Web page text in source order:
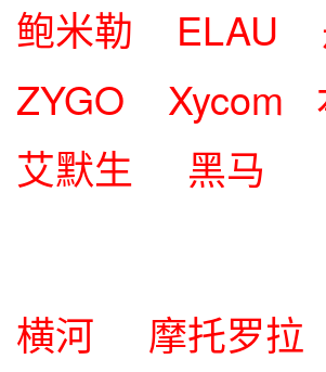
鲍米勒 ELAU
ZYGO Xycom
艾默生 黑马
横河 摩托罗